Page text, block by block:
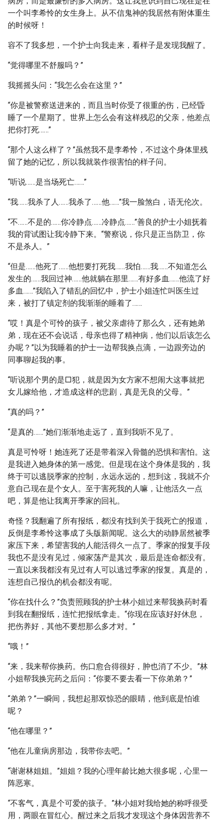
一个叫李希怜的女生身上。从不信鬼神的我居然有附体重生
的时候呀！
容不了我多想，一个护士向我走来，看样子是发现我醒了。
“觉得哪里不舒服吗？”
我摇摇头问：“我怎么会在这里？”
“你是被警察送进来的，而且当时你受了很重的伤，已经昏
睡了一个星期了。世界上怎么会有这样残忍的父亲，他差点
把你打死……”
“那个人这么样了？”虽然我不是李希怜，不过这个身体里残
留了她的记忆，所以我就装作很害怕的样子问。
“听说……是当场死亡……”
“我……我杀了人……我杀了……他……”我一脸煞白，语无伦次。
“不……不是的……你冷静点……冷静点……”善良的护士小姐抚着
我的背试图让我冷静下来。“警察说，你只是正当防卫，你
不是杀人。”
“但是……他死了……他想要打死我……我怕……我……不知道怎么
发生的……我回过神……他就躺在那里……有好多血……他流了好
多血……”我陷入了错乱的回忆中，护士小姐连忙叫医生过
来，被打了镇定剂的我渐渐的睡着了……
“哎！真是个可怜的孩子，被父亲虐待了那么久，还有她弟
弟，现在还不会说话，母亲也得了精神病，他们以后该怎么
办呢？”以为我睡着的护士一边帮我换点滴，一边跟旁边的
同事聊起我的事。
“听说那个男的是□犯，就是因为女方家不想闹大这事就把
女儿嫁给他，才造成这样的悲剧，真是无良的父母。”
“真的吗？”
“是真的……”她们渐渐地走远了，直到我听不见了。
真是可怜呀！她连死了还是带着深入骨髓的恐惧和害怕。这
是我进入她身体的第一感觉。但是现在这个身体是我的，我
终于可以逃脱季家的控制，永远永远的，想到这，我就不介
意自己现在是个女人。至于害死我的人嘛，让他活久一点
吧，算是他让我离开季家的回礼。
奇怪？我翻遍了所有报纸，都没有找到关于我死亡的报道，
反倒是李希怜这事成了头版新闻呢。这么大的动静居然被季
家压下来，希望害我的人能活得久一点了。季家的报复手段
我也不是没有见过，倾家荡产是其次，最后是连命都没有。
一直以来我都没有见过有人可以逃过季家的报复。真是的，
连想自己报仇的机会都没有呢。
“你在找什么？”负责照顾我的护士林小姐过来帮我换药时看
到我在翻报纸，连忙把报纸拿走。“你现在应该好好休息，
把伤养好，其他不要想那么多才对。”
“哦！”
“来，我来帮你换药。伤口愈合得很好，肿也消了不少。”林
小姐帮我换完药之后问：“你要不要去看一下你弟弟？”
“弟弟？”一瞬间，我想起那双惊恐的眼睛，他到底是怕谁
呢？
“他在哪里？”
“他在儿童病房那边，我带你去吧。”
“谢谢林姐姐。”姐姐？我的心理年龄比她大很多呢，心里一
阵恶寒。
“不客气，真是个可爱的孩子。”林小姐对我给她的称呼很受
用，两眼在冒红心。醒过来之后我才发现这个身体因营养不